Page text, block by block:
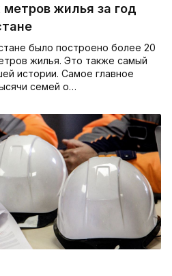
жилья за год
было построено более 20
жилья. Это также самый
истории. Самое главное
семей о…